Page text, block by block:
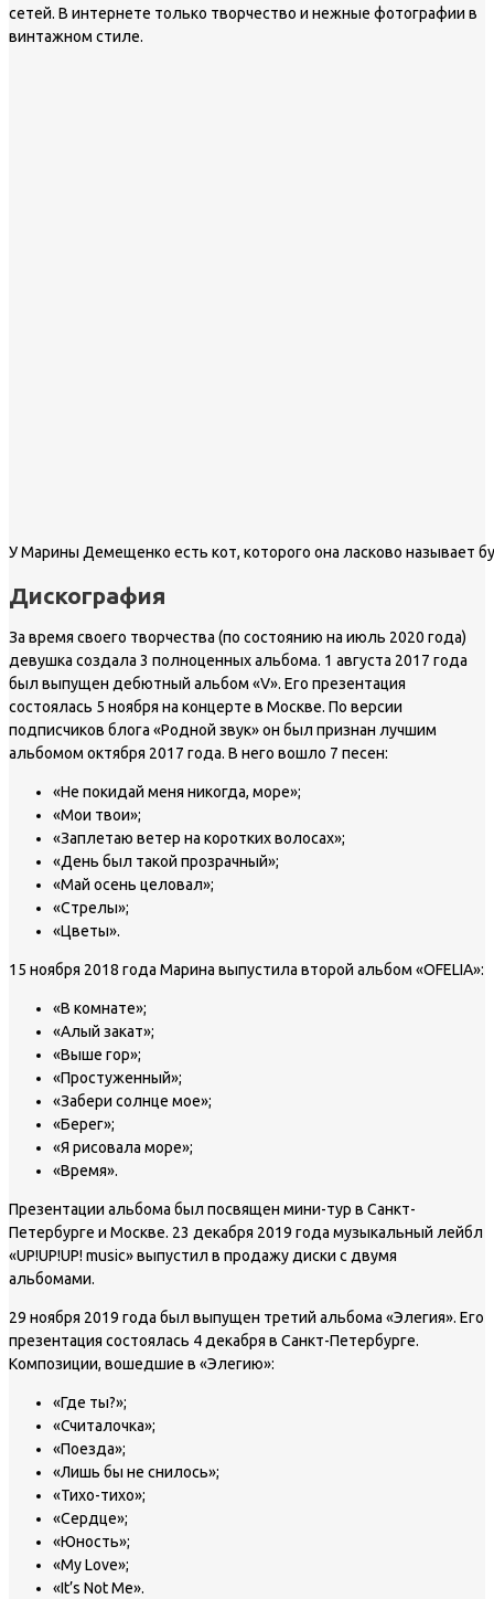
сетей. В интернете только творчество и нежные фотографии в
винтажном стиле.
У Марины Демещенко есть кот, которого она ласково называет
Дискография
За время своего творчества (по состоянию на июль 2020 года)
девушка создала 3 полноценных альбома. 1 августа 2017 года
был выпущен дебютный альбом «V». Его презентация
состоялась 5 ноября на концерте в Москве. По версии
подписчиков блога «Родной звук» он был признан лучшим
альбомом октября 2017 года. В него вошло 7 песен:
«Не покидай меня никогда, море»;
«Мои твои»;
«Заплетаю ветер на коротких волосах»;
«День был такой прозрачный»;
«Май осень целовал»;
«Стрелы»;
«Цветы».
15 ноября 2018 года Марина выпустила второй альбом «OFELIA»:
«В комнате»;
«Алый закат»;
«Выше гор»;
«Простуженный»;
«Забери солнце мое»;
«Берег»;
«Я рисовала море»;
«Время».
Презентации альбома был посвящен мини-тур в Санкт-
Петербурге и Москве. 23 декабря 2019 года музыкальный лейбл
«UP!UP!UP! music» выпустил в продажу диски с двумя
альбомами.
29 ноября 2019 года был выпущен третий альбома «Элегия». Его
презентация состоялась 4 декабря в Санкт-Петербурге.
Композиции, вошедшие в «Элегию»:
«Где ты?»;
«Считалочка»;
«Поезда»;
«Лишь бы не снилось»;
«Тихо-тихо»;
«Сердце»;
«Юность»;
«My Love»;
«It’s Not Me».